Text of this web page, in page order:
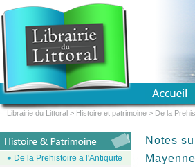
Notes
Mayenne
De la Prehistoire a l'Antiquite
Librairie du Littoral > Histoire et patrimoine > De la